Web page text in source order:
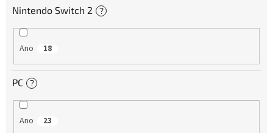
Nintendo Switch 2 ?
Ano 18
PC ?
Ano 23